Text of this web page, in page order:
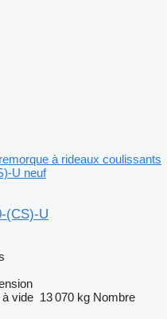
à rideaux coulissants
U neuf
(CS)-U
à vide 13 070 kg Nombre